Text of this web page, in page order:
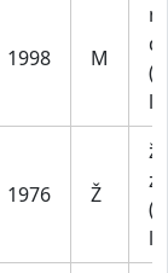
1998 M
1976 Ž